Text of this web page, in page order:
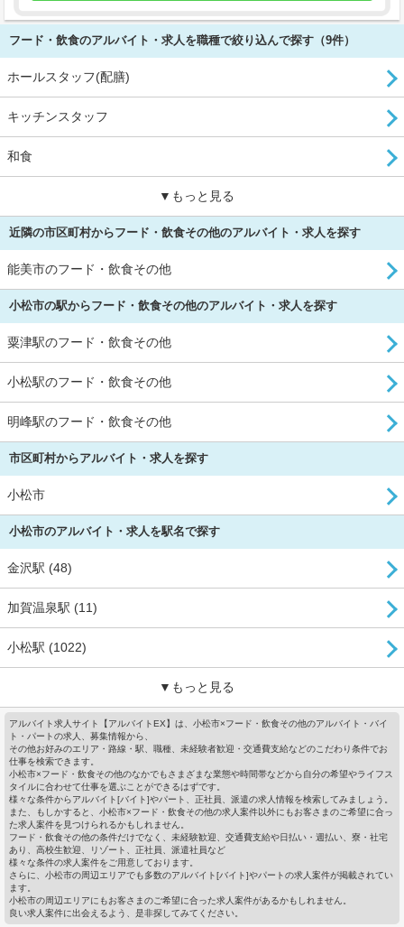
フード・飲食のアルバイト・求人を職種で絞り込んで探す（9件）
ホールスタッフ(配膳)
キッチンスタッフ
和食
▼もっと見る
近隣の市区町村からフード・飲食その他のアルバイト・求人を探す
能美市のフード・飲食その他
小松市の駅からフード・飲食その他のアルバイト・求人を探す
粟津駅のフード・飲食その他
小松駅のフード・飲食その他
明峰駅のフード・飲食その他
市区町村からアルバイト・求人を探す
小松市
小松市のアルバイト・求人を駅名で探す
金沢駅 (48)
加賀温泉駅 (11)
小松駅 (1022)
▼もっと見る
アルバイト求人サイト【アルバイトEX】は、小松市×フード・飲食その他のアルバイト・バイ
ト・パートの求人、募集情報から、
その他お好みのエリア・路線・駅、職種、未経験者歓迎・交通費支給などのこだわり条件でお
仕事を検索できます。
小松市×フード・飲食その他のなかでもさまざまな業態や時間帯などから自分の希望やライフス
タイルに合わせて仕事を選ぶことができるはずです。
様々な条件からアルバイト[バイト]やパート、正社員、派遣の求人情報を検索してみましょう。
また、もしかすると、小松市×フード・飲食その他の求人案件以外にもお客さまのご希望に合っ
た求人案件を見つけられるかもしれません。
フード・飲食その他の条件だけでなく、未経験歓迎、交通費支給や日払い・週払い、寮・社宅
あり、高校生歓迎、リゾート、正社員、派遣社員など
様々な条件の求人案件をご用意しております。
さらに、小松市の周辺エリアでも多数のアルバイト[バイト]やパートの求人案件が掲載されてい
ます。
小松市の周辺エリアにもお客さまのご希望に合った求人案件があるかもしれません。
良い求人案件に出会えるよう、是非探してみてください。